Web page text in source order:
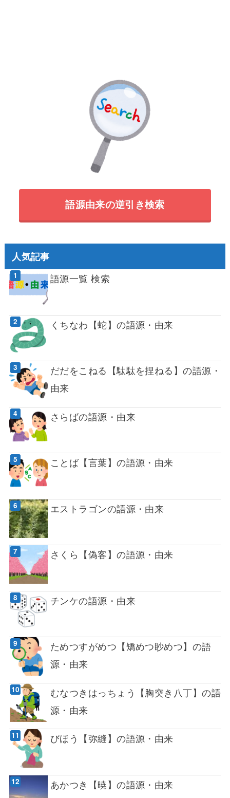
語源由来の逆引き検索
人気記事
語源一覧 検索
くちなわ【蛇】の語源・由来
だだをこねる【駄駄を捏ねる】の語源・
由来
さらばの語源・由来
ことば【言葉】の語源・由来
エストラゴンの語源・由来
さくら【偽客】の語源・由来
チンケの語源・由来
ためつすがめつ【矯めつ眇めつ】の語
源・由来
むなつきはっちょう【胸突き八丁】の語
源・由来
びほう【弥縫】の語源・由来
あかつき【暁】の語源・由来